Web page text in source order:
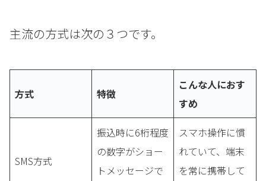
主流の方式は次の３つです。
方式 特徴
こんな人におす
すめ
SMS方式
振込時に6桁程度
の数字がショー
トメッセージで
スマホ操作に慣
れていて、端末
を常に携帯して